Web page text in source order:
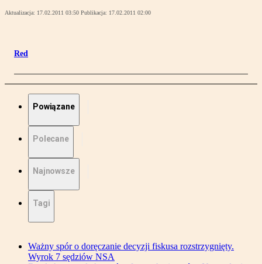
Aktualizacja: 17.02.2011 03:50 Publikacja: 17.02.2011 02:00
Red
Powiązane
Polecane
Najnowsze
Tagi
Ważny spór o doręczanie decyzji fiskusa rozstrzygnięty.
Wyrok 7 sędziów NSA